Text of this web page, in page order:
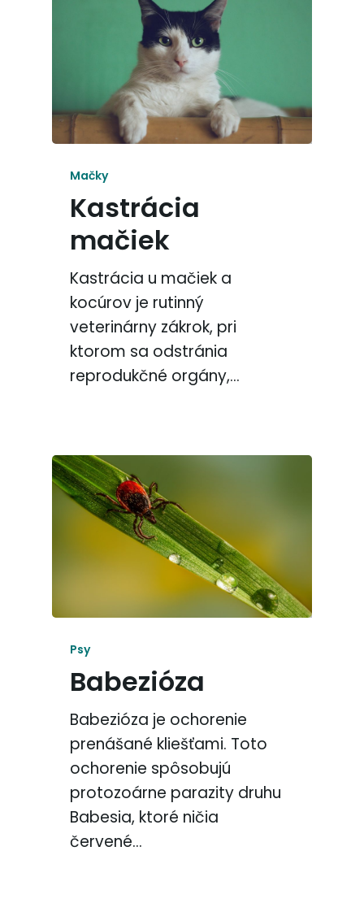
Mačky
Kastrácia
mačiek
Kastrácia u mačiek a
kocúrov je rutinný
veterinárny zákrok, pri
ktorom sa odstránia
reprodukčné orgány,…
Psy
Babezióza
Babezióza je ochorenie
prenášané kliešťami. Toto
ochorenie spôsobujú
protozoárne parazity druhu
Babesia, ktoré ničia
červené…